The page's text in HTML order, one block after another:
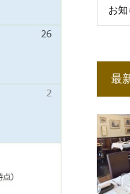
お知
最